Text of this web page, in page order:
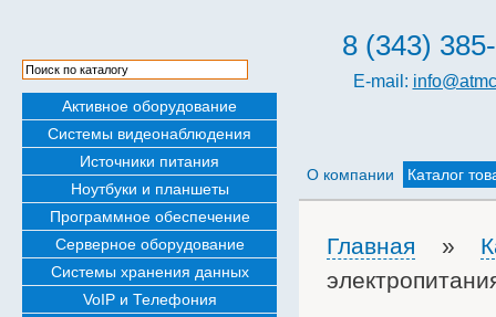
Активное оборудование
Системы видеонаблюдения
Источники питания
Ноутбуки и планшеты
Программное обеспечение
Серверное оборудование
Системы хранения данных
VoIP и Телефония
8 (343)
E-mail:
О компании Каталог
Главная »